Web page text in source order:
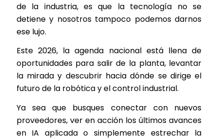
de la industria, es que la tecnología no se
detiene y nosotros tampoco podemos darnos
ese lujo.
Este 2026, la agenda nacional está llena de
oportunidades para salir de la planta, levantar
la mirada y descubrir hacia dónde se dirige el
futuro de la robótica y el control industrial.
Ya sea que busques conectar con nuevos
proveedores, ver en acción los últimos avances
en IA aplicada o simplemente estrechar la